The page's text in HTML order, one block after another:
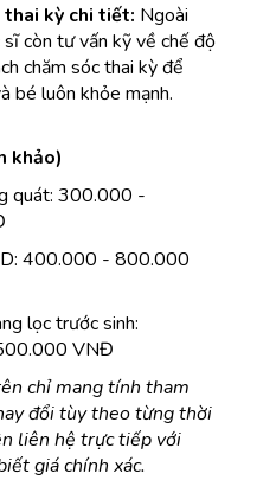
kỳ chi tiết: Ngoài
sĩ còn tư vấn kỹ về chế độ
chăm sóc thai kỳ để
bé luôn khỏe mạnh.
khảo)
quát: 300.000 -
400.000 - 800.000
lọc trước sinh:
VNĐ
chỉ mang tính tham
đổi tùy theo từng thời
liên hệ trực tiếp với
giá chính xác.